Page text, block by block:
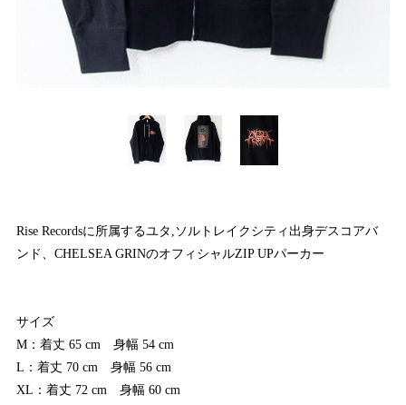
Rise Recordsに所属するユタ,ソルトレイクシティ出身デスコアバ
ンド、CHELSEA GRINのオフィシャルZIP UPパーカー
サイズ
M：着丈 65 cm 身幅 54 cm
L：着丈 70 cm 身幅 56 cm
XL：着丈 72 cm 身幅 60 cm